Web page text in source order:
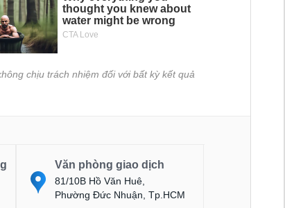
chịu trách nhiệm đối với bất kỳ kết quả
Văn phòng giao dịch
81/10B Hồ Văn Huê,
Phường Đức Nhuận, Tp.HCM